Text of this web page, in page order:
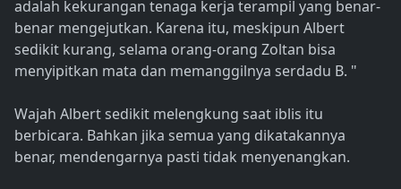
adalah kekurangan tenaga kerja terampil yang benar-
benar mengejutkan. Karena itu, meskipun Albert
sedikit kurang, selama orang-orang Zoltan bisa
menyipitkan mata dan memanggilnya serdadu B. "
Wajah Albert sedikit melengkung saat iblis itu
berbicara. Bahkan jika semua yang dikatakannya
benar, mendengarnya pasti tidak menyenangkan.